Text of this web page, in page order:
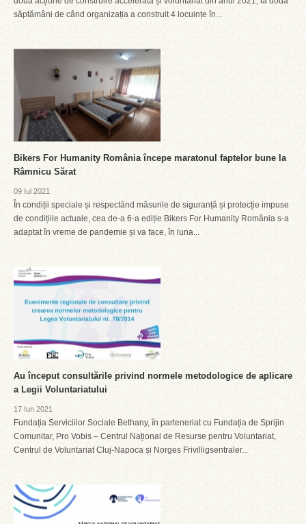
săptămâni de când organizația a construit 4 locuințe în...
Bikers For Humanity România începe maratonul faptelor bune la
Râmnicu Sărat
09 Iul 2021
În condiții speciale și respectând măsurile de siguranță și protecție impuse
de condițiile actuale, cea de-a 6-a ediție Bikers For Humanity România s-a
adaptat în vreme de pandemie și va face, în luna...
Au început consultările privind normele metodologice de aplicare
a Legii Voluntariatului
17 Iun 2021
Fundația Serviciilor Sociale Bethany, în parteneriat cu Fundația de Sprijin
Comunitar, Pro Vobis – Centrul Național de Resurse pentru Voluntariat,
Centrul de Voluntariat Cluj-Napoca și Norges Frivilligsentraler...